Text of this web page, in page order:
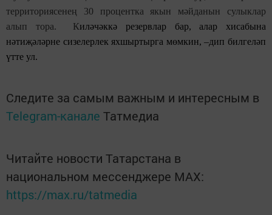
территориясенең 30 процентка якын мәйданын сулыклар
алып тора. Киләчәккә резервлар бар, алар хисабына
нәтиҗәләрне сизелерлек яхшыртырга мөмкин, –дип билгеләп
үтте ул.
Следите за самым важным и интересным в
Telegram-канале Татмедиа
Читайте новости Татарстана в
национальном мессенджере MАХ:
https://max.ru/tatmedia